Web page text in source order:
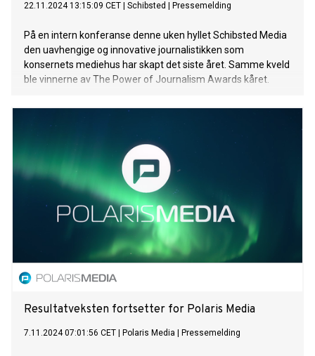
22.11.2024 13:15:09 CET Schibsted Pressemelding
På en intern konferanse denne uken hyllet Schibsted Media
den uavhengige og innovative journalistikken som
konsernets mediehus har skapt det siste året. Samme kveld
ble vinnerne av The Power of Journalism Awards kåret.
Resultatveksten fortsetter for Polaris Media
7.11.2024 07:01:56 CET Polaris Media Pressemelding